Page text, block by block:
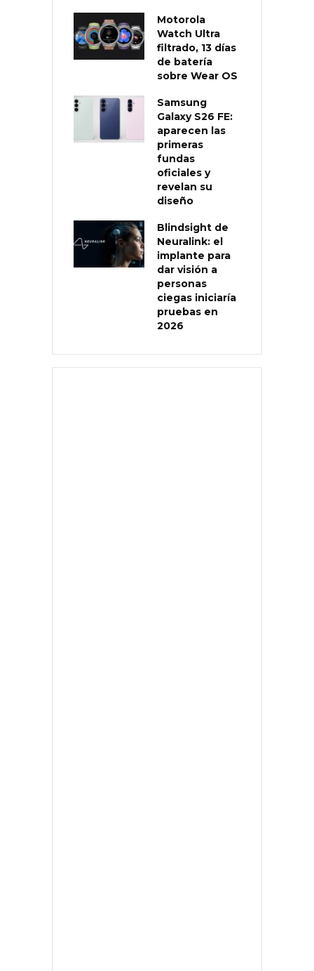
Motorola
Watch Ultra
filtrado, 13 días
de batería
sobre Wear OS
Samsung
Galaxy S26 FE:
aparecen las
primeras
fundas
oficiales y
revelan su
diseño
Blindsight de
Neuralink: el
implante para
dar visión a
personas
ciegas iniciaría
pruebas en
2026